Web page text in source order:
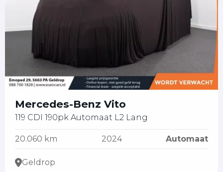
Mercedes-Benz Vito
119 CDI 190pk Automaat L2 Lang
20.060 km 2024 Automaat
Geldrop